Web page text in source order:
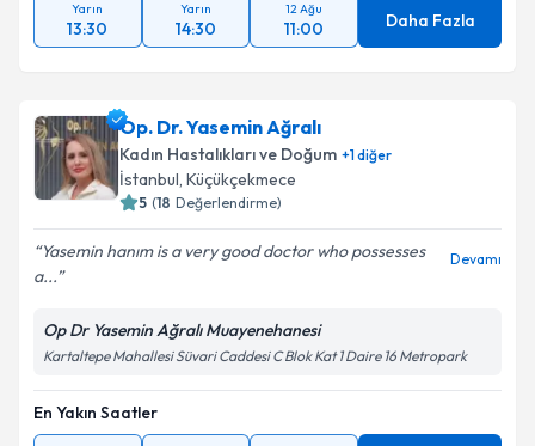
Yarın
13:30
Yarın
14:30
12 Ağu
11:00 Daha Fazla
Op. Dr. Yasemin Ağralı
Kadın Hastalıkları ve Doğum +1diğer
İstanbul, Küçükçekmece
5 (18 Değerlendirme)
Yasemin hanım is a very good doctor who possesses
a...
Devamı
Op Dr Yasemin Ağralı Muayenehanesi
Kartaltepe Mahallesi Süvari Caddesi C Blok Kat 1 Daire 16 Metropark
En Yakın Saatler